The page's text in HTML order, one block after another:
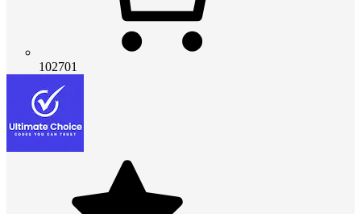
102701